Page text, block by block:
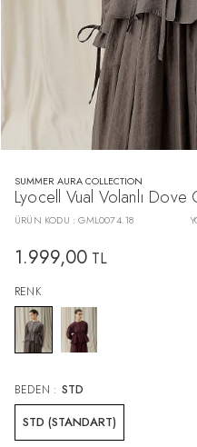
SUMMER AURA COLLECTION
Lyocell Vual Volanlı Dove
ÜRÜN KODU :GML0074.18
1.999,00 TL
RENK
BEDEN : STD
STD (STANDART)